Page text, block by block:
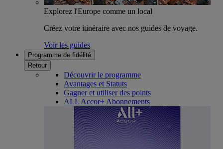
Explorez l'Europe comme un local
Créez votre itinéraire avec nos guides de voyage.
Voir les guides
Programme de fidélité
Retour
Découvrir le programme
Avantages et Statuts
Gagner et utiliser des points
ALL Accor+ Abonnements